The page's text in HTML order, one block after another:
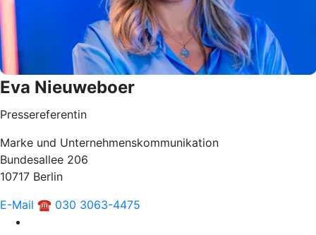
Eva Nieuweboer
Pressereferentin
Marke und Unternehmenskommunikation
Bundesallee 206
10717 Berlin
E-Mail ☎ 030 3063-4475